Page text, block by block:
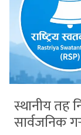
स्थानीय तह
सार्वजनिक